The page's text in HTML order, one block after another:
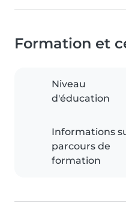
Formation et
Niveau
d'éducation
Informations
parcours de
formation